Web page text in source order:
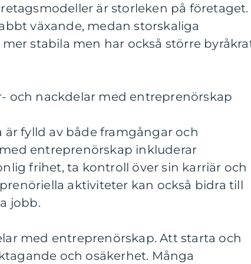
är storleken på företaget.
växande, medan storskaliga
stabila men har också större
och nackdelar med entreprenörskap
fylld av både framgångar och
entreprenörskap inkluderar
frihet, ta kontroll över sin karriär och
aktiviteter kan också bidra till
jobb.
med entreprenörskap. Att starta och
och osäkerhet. Många